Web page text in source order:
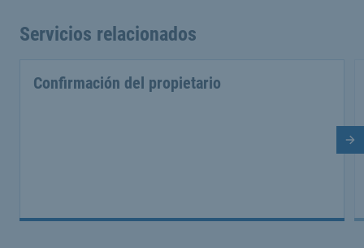
Servicios relacionados
Confirmación del propietario